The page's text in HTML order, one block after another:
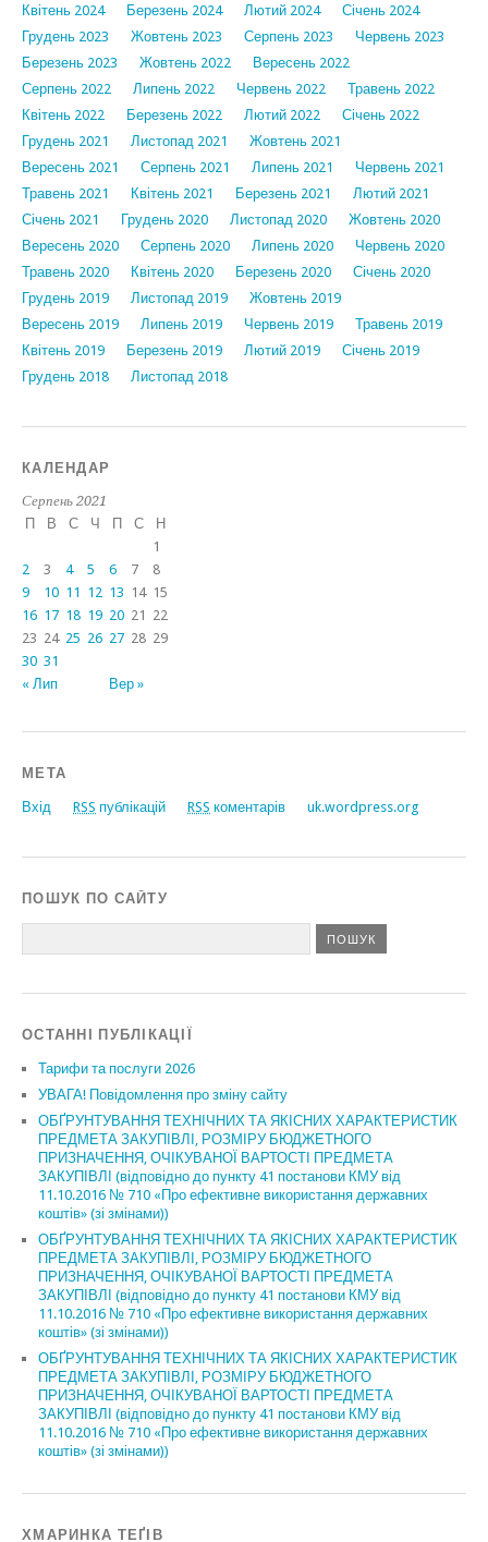
Квітень 2024
Березень 2024 Лютий 2024
Січень 2024
Грудень 2023
Жовтень 2023 Серпень 2023
Червень 2023
Березень 2023
Жовтень 2022
Вересень 2022
Серпень 2022
Липень 2022 Червень 2022
Травень 2022
Квітень 2022
Березень 2022 Лютий 2022
Січень 2022
Грудень 2021
Листопад 2021
Жовтень 2021
Вересень 2021
Серпень 2021 Липень 2021
Червень 2021
Травень 2021
Квітень 2021 Березень 2021
Лютий 2021
Січень 2021
Грудень 2020 Листопад 2020
Жовтень 2020
Вересень 2020
Серпень 2020 Липень 2020
Червень 2020
Травень 2020
Квітень 2020 Березень 2020
Січень 2020
Грудень 2019
Листопад 2019
Жовтень 2019
Вересень 2019
Липень 2019 Червень 2019
Травень 2019
Квітень 2019
Березень 2019 Лютий 2019
Січень 2019
Грудень 2018
Листопад 2018
КАЛЕНДАР
Серпень 2021
П
В С Ч П С Н
« Лип Вер »
1
2
3 4 5 6 7
8
9
10 11 12 13 14 15
16 17 18 19 20 21 22
23 24 25 26 27 28 29
30 31
МЕТА
Вхід RSS публікацій RSS коментарів uk.wordpress.org
ПОШУК ПО САЙТУ
ОСТАННІ ПУБЛІКАЦІЇ
Тарифи та послуги 2026
УВАГА! Повідомлення про зміну сайту
ОБҐРУНТУВАННЯ ТЕХНІЧНИХ ТА ЯКІСНИХ ХАРАКТЕРИСТИК
ПРЕДМЕТА ЗАКУПІВЛІ, РОЗМІРУ БЮДЖЕТНОГО
ПРИЗНАЧЕННЯ, ОЧІКУВАНОЇ ВАРТОСТІ ПРЕДМЕТА
ЗАКУПІВЛІ (відповідно до пункту 41 постанови КМУ від
11.10.2016 № 710 «Про ефективне використання державних
коштів» (зі змінами))
ОБҐРУНТУВАННЯ ТЕХНІЧНИХ ТА ЯКІСНИХ ХАРАКТЕРИСТИК
ПРЕДМЕТА ЗАКУПІВЛІ, РОЗМІРУ БЮДЖЕТНОГО
ПРИЗНАЧЕННЯ, ОЧІКУВАНОЇ ВАРТОСТІ ПРЕДМЕТА
ЗАКУПІВЛІ (відповідно до пункту 41 постанови КМУ від
11.10.2016 № 710 «Про ефективне використання державних
коштів» (зі змінами))
ОБҐРУНТУВАННЯ ТЕХНІЧНИХ ТА ЯКІСНИХ ХАРАКТЕРИСТИК
ПРЕДМЕТА ЗАКУПІВЛІ, РОЗМІРУ БЮДЖЕТНОГО
ПРИЗНАЧЕННЯ, ОЧІКУВАНОЇ ВАРТОСТІ ПРЕДМЕТА
ЗАКУПІВЛІ (відповідно до пункту 41 постанови КМУ від
11.10.2016 № 710 «Про ефективне використання державних
коштів» (зі змінами))
ХМАРИНКА ТЕҐІВ